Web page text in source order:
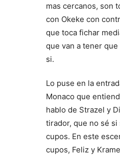
mas cercanos, son
con Okeke con
que toca fichar
que van a tener
si.
Lo puse en la
Monaco que
hablo de Strazel y
tirador, que no sé
cupos. En este
cupos, Feliz y